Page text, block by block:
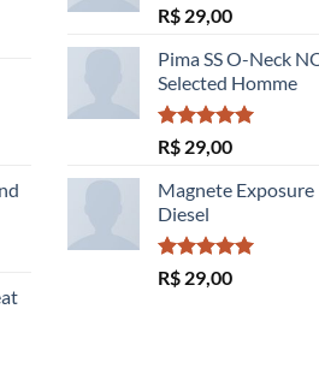
Avaliação
5.00
de 5
R$ 29,00
Pima SS O-Neck
Selected Homme
Avaliação
5.00
de 5
R$ 29,00
Magnete Exposure
Diesel
Avaliação
5.00
de 5
R$ 29,00